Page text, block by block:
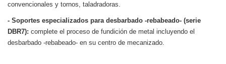
convencionales y tornos, taladradoras.
- Soportes especializados para desbarbado -rebabeado- (serie
DBR7): complete el proceso de fundición de metal incluyendo el
desbarbado -rebabeado- en su centro de mecanizado.